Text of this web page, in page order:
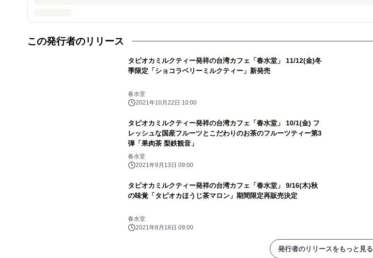
この発行者のリリース
タピオカミルクティー発祥の台湾カフェ「春水堂」 11/12(金)冬
季限定「ショコラベリーミルクティー」新発売
春水堂
2021年10月22日 10:00
タピオカミルクティー発祥の台湾カフェ「春水堂」 10/1(金) フ
レッシュな国産フルーツとこだわりのお茶のフルーツティー第3
弾「果肉茶 梨鉄観音」
春水堂
2021年9月13日 09:00
タピオカミルクティー発祥の台湾カフェ「春水堂」 9/16(木)秋
の味覚「タピオカほうじ茶マロン」期間限定再販売決定
春水堂
2021年8月18日 09:00
発行者のリリースをもっと見る